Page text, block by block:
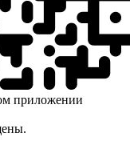
приложении